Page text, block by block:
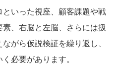
いった視座、顧客課題や戦
、右脳と左脳、さらには扱
がら仮説検証を繰り返し、
必要があります。